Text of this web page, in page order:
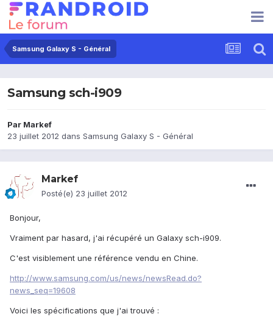
Samsung Galaxy S - Général
Samsung sch-i909
Par Markef
23 juillet 2012 dans Samsung Galaxy S - Général
Markef
Posté(e) 23 juillet 2012
Bonjour,
Vraiment par hasard, j'ai récupéré un Galaxy sch-i909.
C'est visiblement une référence vendu en Chine.
http://www.samsung.com/us/news/newsRead.do?
news_seq=19608
Voici les spécifications que j'ai trouvé :